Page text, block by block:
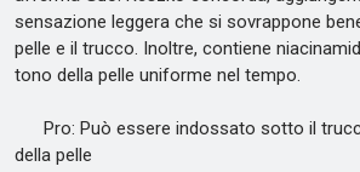
sensazione leggera che si sovrappone
pelle e il trucco. Inoltre, contiene
tono della pelle uniforme nel tempo.
Pro: Può essere indossato sotto il
della pelle